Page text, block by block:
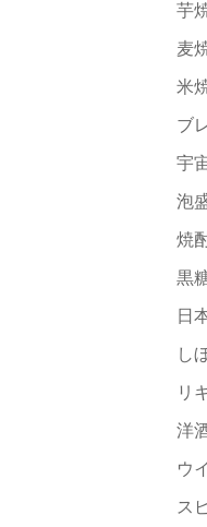
芋
麦
米
ブ
宇
泡
焼
黒
日
し
リ
洋
ウ
ス